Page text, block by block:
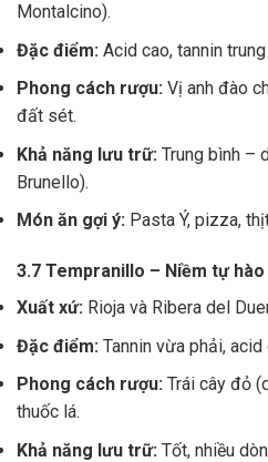
Montalcino).
Đặc điểm: Acid cao, tannin
Phong cách rượu: Vị anh đào
đất sét.
Khả năng lưu trữ: Trung bình –
Brunello).
Món ăn gợi ý: Pasta Ý, pizza,
3.7 Tempranillo – Niềm tự hào
Xuất xứ: Rioja và Ribera del
Đặc điểm: Tannin vừa phải, acid
Phong cách rượu: Trái cây đỏ
thuốc lá.
Khả năng lưu trữ: Tốt, nhiều